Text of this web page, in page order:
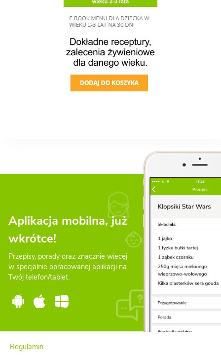
Aplikacja mobilna, już
wkrótce!
Przepisy, porady oraz znacznie wiecęj
w specjalnie opracowanej aplikacji na
Twój telefon/tablet.
Regulamin